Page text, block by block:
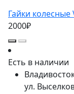
Гайки колесные
2000₽
Есть в наличии
ул.